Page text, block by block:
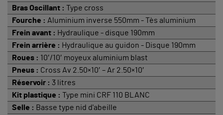
Bras Oscillant : Type cross
Fourche : Aluminium inverse 550mm - Tès aluminium
Frein avant : Hydraulique - disque 190mm
Frein arrière : Hydraulique au guidon - Disque 190mm
Roues : 10′/10′ moyeux aluminium blast
Pneus : Cross Av 2.50×10′ – Ar 2.50×10′
Réservoir : 3 litres
Kit plastique : Type mini CRF 110 BLANC
Selle : Basse type nid d'abeille